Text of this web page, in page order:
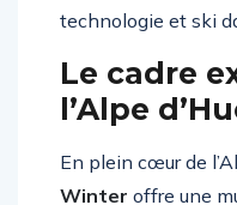
technologie et ski
Le cadre
l’Alpe
En plein cœur de
Winter offre une